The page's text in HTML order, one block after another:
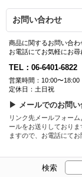
お問い合わせ
商品に関するお問い合
お電話にてお気軽にお尋
TEL：06-6401-6822
営業時間：10:00〜18:00
定休日：土日祝
▶ メールでのお問い
リンク先メールフォー
ールをお送りしており
ますので、お電話にてお
検索